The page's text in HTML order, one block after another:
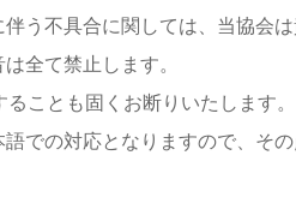
う不具合に関しては、当協会は
全て禁止します。
ことも固くお断りいたします。
での対応となりますので、そ